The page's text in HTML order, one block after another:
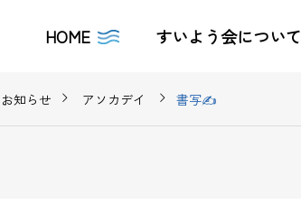
HOME すいよう会について
お知らせ アソカデイ 書写✍